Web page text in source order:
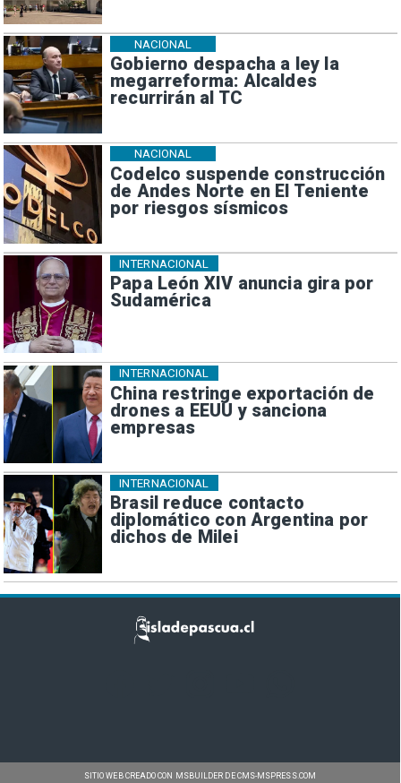
Gobierno despacha a ley la
megarreforma: Alcaldes
recurrirán al TC
NACIONAL
Codelco suspende construcción
de Andes Norte en El Teniente
por riesgos sísmicos
NACIONAL
Papa León XIV anuncia gira por
Sudamérica
INTERNACIONAL
China restringe exportación de
drones a EEUU y sanciona
empresas
INTERNACIONAL
Brasil reduce contacto
diplomático con Argentina por
dichos de Milei
INTERNACIONAL
SITIO WEB CREADO CON MSBUILDER DE CMS-MSPRESS.COM